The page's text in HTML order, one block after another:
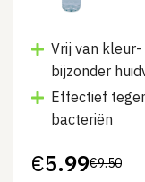
Vrij van
bijzonder
Effectief
bacteriën
€9.50
Oorspronkelijke
€5.99
Huidige